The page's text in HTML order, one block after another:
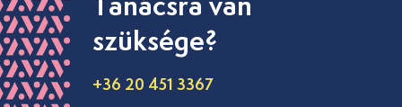
szüksége?
+36 20 451 3367